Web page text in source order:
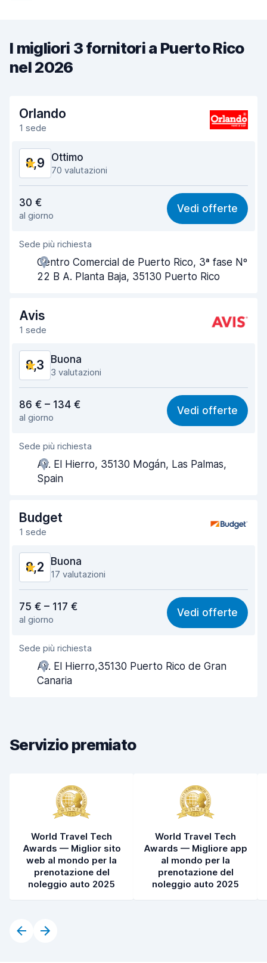
I migliori 3 fornitori a Puerto Rico
nel 2026
Orlando
1 sede
8,9 Ottimo
70 valutazioni
8,8
Facile da trovare 8,7
Gentilezza degli agenti
Rapidità del ritiro
Pulizia del veicolo 8,8
Condizioni dell'auto
30 €
al giorno
Vedi offerte
Sede più richiesta
Centro Comercial de Puerto Rico, 3ª fase Nº
22 B A. Planta Baja, 35130 Puerto Rico
Avis
1 sede
8,3 Buona
3 valutazioni
8,5
Facile da trovare 8,2
Gentilezza degli agenti
Rapidità del ritiro
Pulizia del veicolo 8,2
Condizioni dell'auto
86 € – 134 €
al giorno
Vedi offerte
Sede più richiesta
Av. El Hierro, 35130 Mogán, Las Palmas,
Spain
Budget
1 sede
8,2 Buona
17 valutazioni
8,2
Facile da trovare 7,2
Gentilezza degli agenti
Rapidità del ritiro
Condizioni dell'auto
75 € – 117 €
al giorno
Vedi offerte
Sede più richiesta
Av. El Hierro,35130 Puerto Rico de Gran
Canaria
Servizio premiato
World Travel Tech
Awards — Miglior sito
web al mondo per la
prenotazione del
noleggio auto 2025
World Travel Tech
Awards — Migliore app
al mondo per la
prenotazione del
noleggio auto 2025